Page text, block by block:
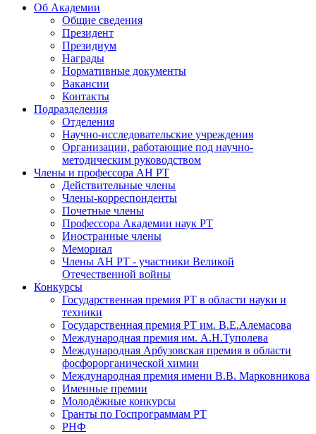
Об Академии
Общие сведения
Президент
Президиум
Награды
Нормативные документы
Вакансии
Контакты
Подразделения
Отделения
Научно-исследовательские учреждения
Организации, работающие под научно-
методическим руководством
Члены и профессора АН РТ
Действительные члены
Члены-корреспонденты
Почетные члены
Профессора Академии наук РТ
Иностранные члены
Мемориал
Члены АН РТ - участники Великой
Отечественной войны
Конкурсы
Государственная премия РТ в области науки и
техники
Государственная премия РТ им. В.Е.Алемасова
Международная премия им. А.Н.Туполева
Международная Арбузовская премия в области
фосфорорганической химии
Международная премия имени В.В. Марковникова
Именные премии
Молодёжные конкурсы
Гранты по Госпрограммам РТ
РНФ